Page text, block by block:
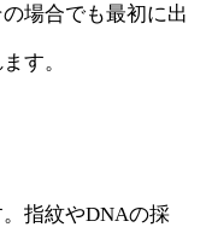
場合でも最初に出
す。
指紋やDNAの採